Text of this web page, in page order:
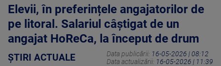
Elevii, în preferințele angajatorilor de
pe litoral. Salariul câștigat de un
angajat HoReCa, la început de drum
ȘTIRI ACTUALE Data publicării: 16-05-2026 | 08:12
Data actualizării: 16-05-2026 | 11:39